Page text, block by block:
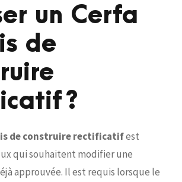
un Cerfa
de
?
de construire rectificatifest
qui souhaitent modifier une
approuvée. Il est requis lorsque le